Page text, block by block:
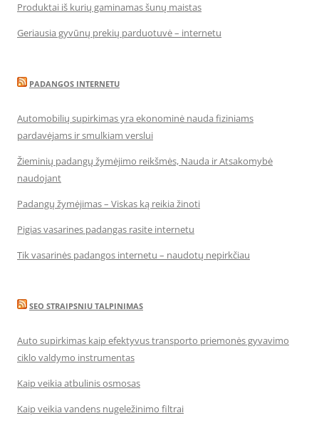
Produktai iš kurių gaminamas šunų maistas
Geriausia gyvūnų prekių parduotuvė – internetu
PADANGOS INTERNETU
Automobilių supirkimas yra ekonominė nauda fiziniams
pardavėjams ir smulkiam verslui
Žieminių padangų žymėjimo reikšmės, Nauda ir Atsakomybė
naudojant
Padangų žymėjimas – Viskas ką reikia žinoti
Pigias vasarines padangas rasite internetu
Tik vasarinės padangos internetu – naudotų nepirkčiau
SEO STRAIPSNIU TALPINIMAS
Auto supirkimas kaip efektyvus transporto priemonės gyvavimo
ciklo valdymo instrumentas
Kaip veikia atbulinis osmosas
Kaip veikia vandens nugeležinimo filtrai